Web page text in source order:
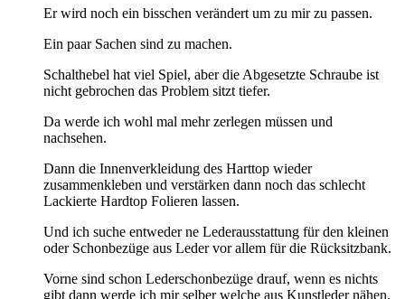
Er wird noch ein bisschen verändert um zu mir zu passen.
Ein paar Sachen sind zu machen.
Schalthebel hat viel Spiel, aber die Abgesetzte Schraube ist
nicht gebrochen das Problem sitzt tiefer.
Da werde ich wohl mal mehr zerlegen müssen und
nachsehen.
Dann die Innenverkleidung des Harttop wieder
zusammenkleben und verstärken dann noch das schlecht
Lackierte Hardtop Folieren lassen.
Und ich suche entweder ne Lederausstattung für den kleinen
oder Schonbezüge aus Leder vor allem für die Rücksitzbank.
Vorne sind schon Lederschonbezüge drauf, wenn es nichts
gibt dann werde ich mir selber welche aus Kunstleder nähen.